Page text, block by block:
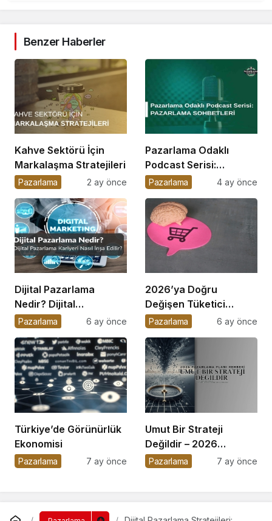
Benzer Haberler
Kahve Sektörü İçin
Markalaşma Stratejileri
Pazarlama 2 ay önce
Pazarlama Odaklı
Podcast Serisi:
Pazarlama Sohbetleri
Pazarlama 4 ay önce
Dijital Pazarlama
Nedir? Dijital
Pazarlama Kariyeri
Pazarlama 6 ay önce
2026’ya Doğru
Değişen Tüketici
Davranışları
Pazarlama 6 ay önce
Türkiye’de Görünürlük
Ekonomisi
Pazarlama 7 ay önce
Umut Bir Strateji
Değildir – 2026
Pazarlama Planı
Pazarlama 7 ay önce